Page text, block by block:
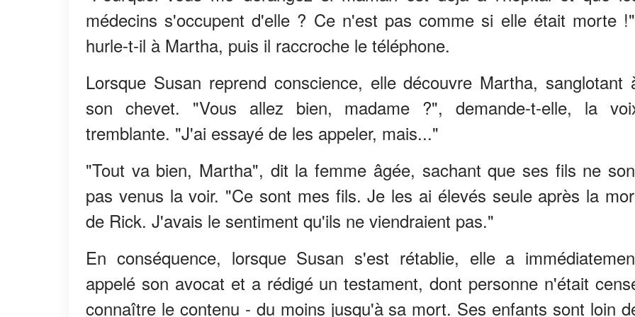
médecins s'occupent d'elle ? Ce n'est pas comme si elle était morte
hurle-t-il à Martha, puis il raccroche le téléphone.
Lorsque Susan reprend conscience, elle découvre Martha, sanglotant
son chevet. "Vous allez bien, madame ?", demande-t-elle, la
tremblante. "J'ai essayé de les appeler, mais..."
"Tout va bien, Martha", dit la femme âgée, sachant que ses fils ne
pas venus la voir. "Ce sont mes fils. Je les ai élevés seule après la
de Rick. J'avais le sentiment qu'ils ne viendraient pas."
En conséquence, lorsque Susan s'est rétablie, elle a
appelé son avocat et a rédigé un testament, dont personne n'était
connaître le contenu - du moins jusqu'à sa mort. Ses enfants sont loin